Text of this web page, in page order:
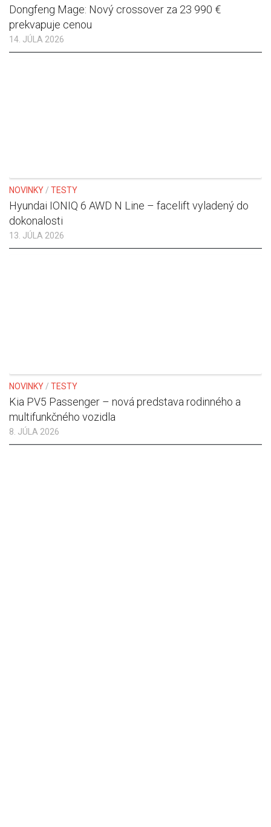
Dongfeng Mage: Nový crossover za 23 990 €
prekvapuje cenou
14. JÚLA 2026
NOVINKY / TESTY
Hyundai IONIQ 6 AWD N Line – facelift vyladený do
dokonalosti
13. JÚLA 2026
NOVINKY / TESTY
Kia PV5 Passenger – nová predstava rodinného a
multifunkčného vozidla
8. JÚLA 2026